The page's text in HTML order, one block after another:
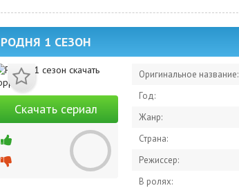
РОДНЯ 1 СЕЗОН
Скачать сериал
Оригинальное название:
Год:
Жанр:
Страна:
Режиссер:
В ролях: